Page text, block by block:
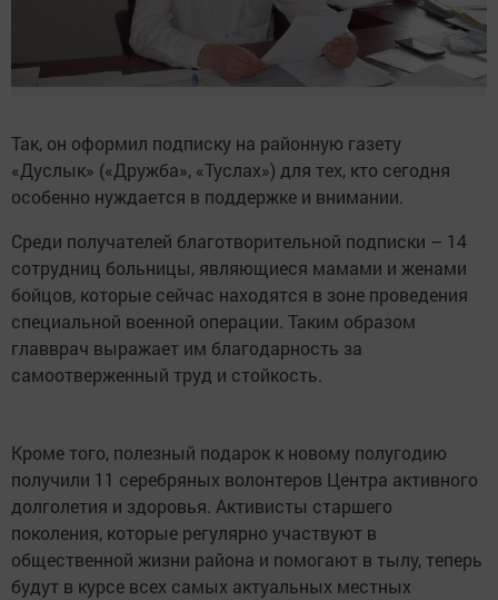
Так, он оформил подписку на районную газету
«Дуслык» («Дружба», «Туслах») для тех, кто сегодня
особенно нуждается в поддержке и внимании.
Среди получателей благотворительной подписки – 14
сотрудниц больницы, являющиеся мамами и женами
бойцов, которые сейчас находятся в зоне проведения
специальной военной операции. Таким образом
главврач выражает им благодарность за
самоотверженный труд и стойкость.
Кроме того, полезный подарок к новому полугодию
получили 11 серебряных волонтеров Центра активного
долголетия и здоровья. Активисты старшего
поколения, которые регулярно участвуют в
общественной жизни района и помогают в тылу, теперь
будут в курсе всех самых актуальных местных